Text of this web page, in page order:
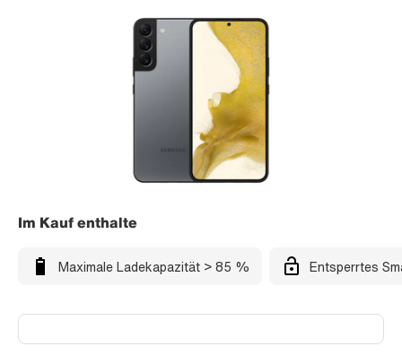
Im Kauf enthalte
Maximale Ladekapazität > 85 % Entsperrtes